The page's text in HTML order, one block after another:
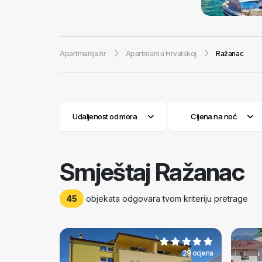
idealan za
u njegovim
Za one željne
Apartmanija.hr Apartmani u Hrvatskoj Ražanac
Udaljenost od mora Cijena na noć
Smještaj Ražanac
45 objekata odgovara tvom kriteriju pretrage
29 ocjena